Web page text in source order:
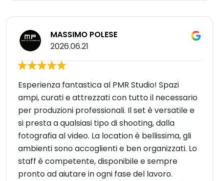
MASSIMO POLESE
2026.06.21
Esperienza fantastica al PMR Studio! Spazi
ampi, curati e attrezzati con tutto il necessario
per produzioni professionali. Il set è versatile e
si presta a qualsiasi tipo di shooting, dalla
fotografia al video. La location è bellissima, gli
ambienti sono accoglienti e ben organizzati. Lo
staff è competente, disponibile e sempre
pronto ad aiutare in ogni fase del lavoro.